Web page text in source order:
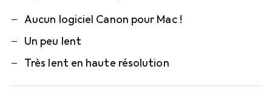
Aucun logiciel Canon pour Mac !
Un peu lent
Très lent en haute résolution